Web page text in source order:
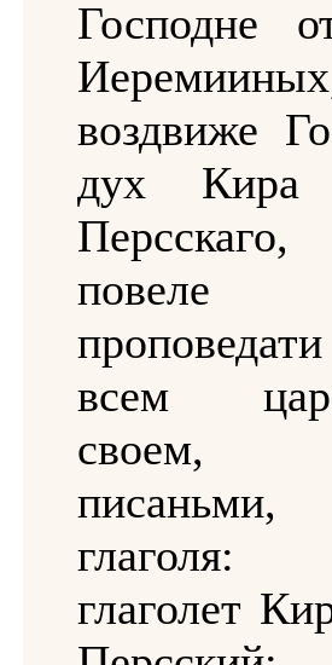
Господне
воздвиже
дух Кира
повеле
всем
писаньми,
глаголет